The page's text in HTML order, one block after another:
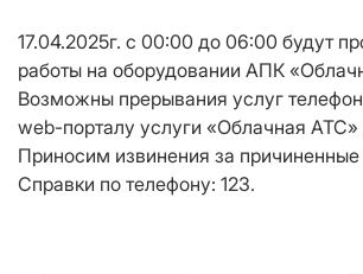
17.04.2025г. с 00:00 до 06:00 будут
работы на оборудовании АПК
Возможны прерывания услуг
web-порталу услуги «Облачная
Приносим извинения за причиненные
Справки по телефону: 123.